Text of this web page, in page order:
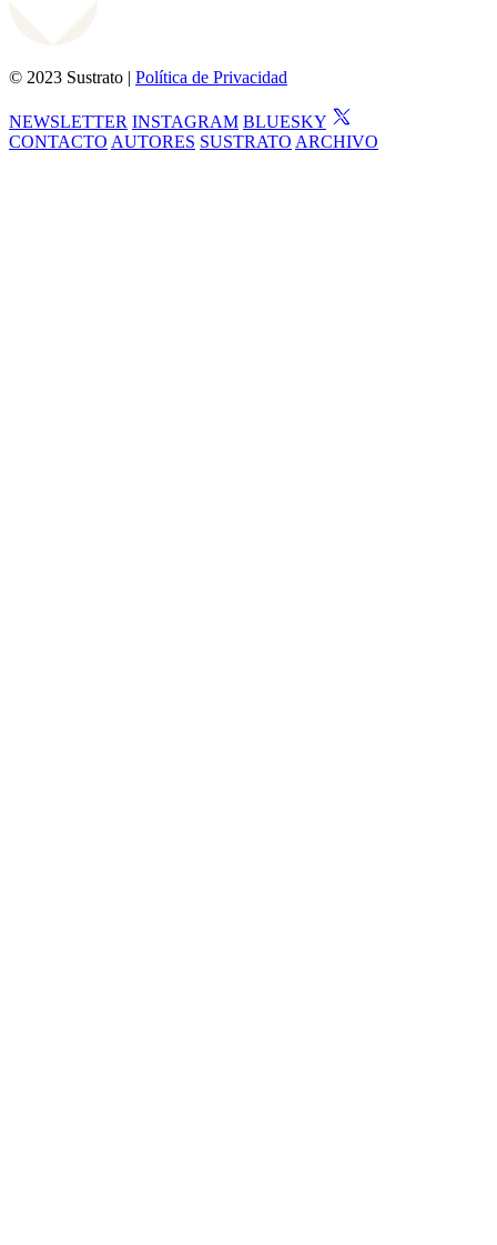
© 2023 Sustrato | Política de Privacidad
NEWSLETTER INSTAGRAM BLUESKY
CONTACTO AUTORES SUSTRATO ARCHIVO